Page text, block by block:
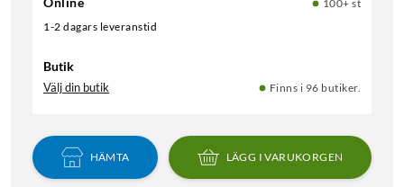
100+ st
1-2 dagars leveranstid
Butik
Välj din butik Finns i 96 butiker.
HÄMTA LÄGG I VARUKORGEN